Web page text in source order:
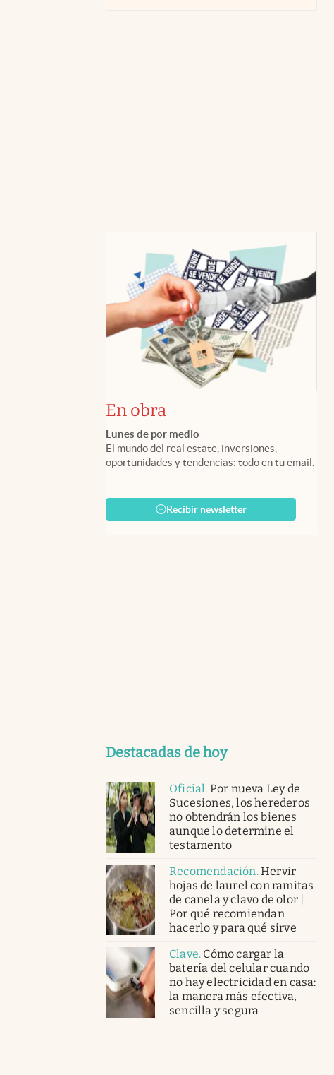
En obra
Lunes de por medio
El mundo del real estate, inversiones,
oportunidades y tendencias: todo en tu email.
Recibir newsletter
Destacadas de hoy
Oficial. Por nueva Ley de
Sucesiones, los herederos
no obtendrán los bienes
aunque lo determine el
testamento
Recomendación.Hervir
hojas de laurel con ramitas
de canela y clavo de olor |
Por qué recomiendan
hacerlo y para qué sirve
Clave. Cómo cargar la
batería del celular cuando
no hay electricidad en casa:
la manera más efectiva,
sencilla y segura